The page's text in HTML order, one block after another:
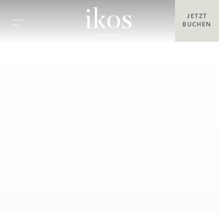
JETZT
BUCHEN